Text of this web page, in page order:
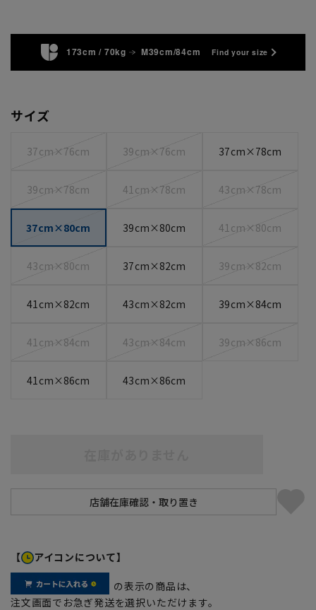
173cm / 70kg M39cm/84cm Find your size
サイズ
37cm×76cm 39cm×76cm 37cm×78cm
39cm×78cm 41cm×78cm 43cm×78cm
37cm×80cm 39cm×80cm 41cm×80cm
43cm×80cm 37cm×82cm 39cm×82cm
41cm×82cm 43cm×82cm 39cm×84cm
41cm×84cm 43cm×84cm 39cm×86cm
41cm×86cm 43cm×86cm
【 アイコンについて】
の表示の商品は、
注文画面でお急ぎ発送を選択いただけます。